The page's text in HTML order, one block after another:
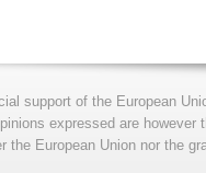
support of the European
expressed are
the European Union nor the